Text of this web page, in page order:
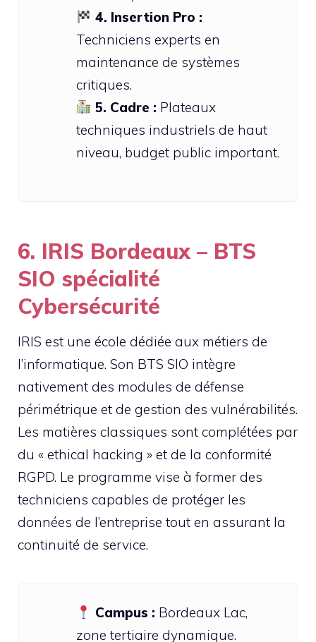
4. Insertion Pro :
Techniciens experts en
maintenance de systèmes
critiques.
5. Cadre : Plateaux
techniques industriels de haut
niveau, budget public important.
6. IRIS Bordeaux – BTS
SIO spécialité
Cybersécurité
IRIS est une école dédiée aux métiers de
l’informatique. Son BTS SIO intègre
nativement des modules de défense
périmétrique et de gestion des vulnérabilités.
Les matières classiques sont complétées par
du « ethical hacking » et de la conformité
RGPD. Le programme vise à former des
techniciens capables de protéger les
données de l’entreprise tout en assurant la
continuité de service.
Campus : Bordeaux Lac,
zone tertiaire dynamique.